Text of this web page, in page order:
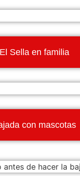
El Sella en familia
con mascotas